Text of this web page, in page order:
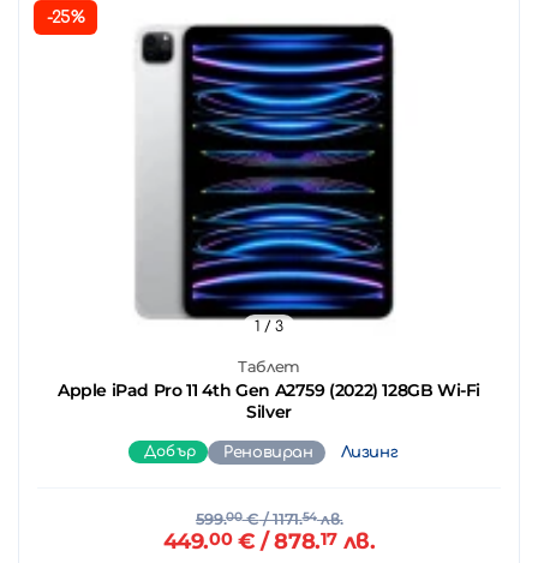
-25%
Таблет
Apple iPad Pro 11 4th Gen A2759 (2022) 128GB Wi-Fi
Silver
1 / 3
Добър Реновиран Лизинг
599.00€/ 1171.54лв.
449.00€ / 878.17лв.